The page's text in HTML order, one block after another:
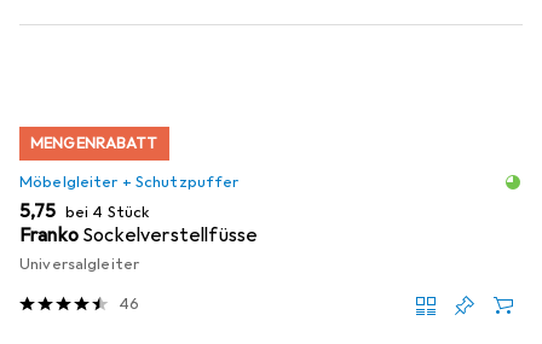
MENGENRABATT
Möbelgleiter + Schutzpuffer
EUR
5,75 bei 4 Stück
Franko Sockelverstellfüsse
Universalgleiter
46